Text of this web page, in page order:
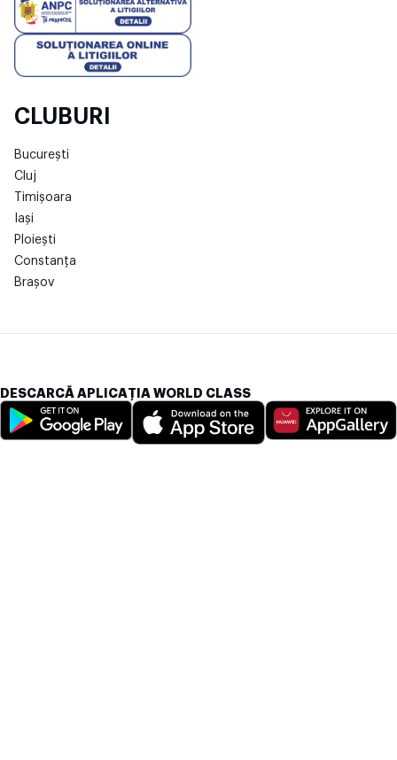
CLUBURI
București
Cluj
Timișoara
Iași
Ploiești
Constanța
Brașov
DESCARCĂ APLICAȚIA WORLD CLASS